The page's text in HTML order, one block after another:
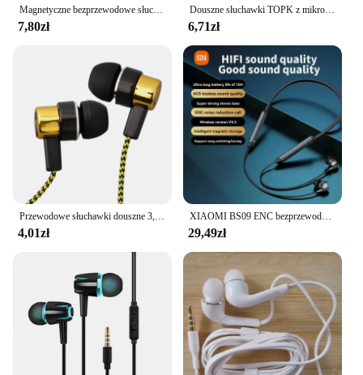
Magnetyczne bezprzewodowe słuchawki Blutooth sportowe słuchawki wodoodporne obsługi podłączonych połączeń muzyka stereo słuchawki wiszące na szyję
7,80zł
Douszne słuchawki TOPK z mikrofonem 3.5mm gniazdo uniwersalne dla iPhone Android
6,71zł
Przewodowe słuchawki douszne 3,5 mm 2 podstawowe pudełko Bass Stereo Słuchawki douszne Słuchawki mobilne z redukcją szumów Doskonałe słuchawki stereo z basem
4,01zł
XIAOMI BS09 ENC bezprzewodowe słuchawki z pałąkiem na kark sportowe słuchawki douszne do biegania Bluetooth5.3 HiFi stereofoniczny zestaw słuchawkowy z mikrofonem 200H tryb gotowości
29,49zł